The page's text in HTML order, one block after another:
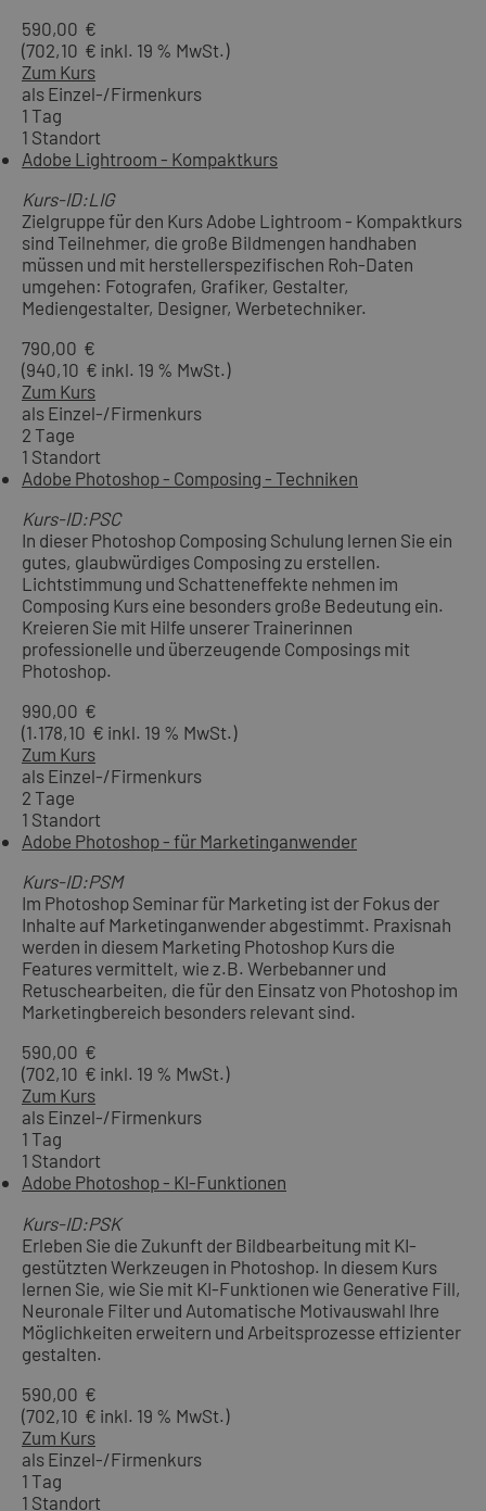
590,00 €
(702,10 € inkl. 19 % MwSt.)
Zum Kurs
als Einzel-/Firmenkurs
1 Tag
1 Standort
Adobe Lightroom - Kompaktkurs
Kurs-ID:LIG
Zielgruppe für den Kurs Adobe Lightroom - Kompaktkurs
sind Teilnehmer, die große Bildmengen handhaben
müssen und mit herstellerspezifischen Roh-Daten
umgehen: Fotografen, Grafiker, Gestalter,
Mediengestalter, Designer, Werbetechniker.
790,00 €
(940,10 € inkl. 19 % MwSt.)
Zum Kurs
als Einzel-/Firmenkurs
2 Tage
1 Standort
Adobe Photoshop - Composing - Techniken
Kurs-ID:PSC
In dieser Photoshop Composing Schulung lernen Sie ein
gutes, glaubwürdiges Composing zu erstellen.
Lichtstimmung und Schatteneffekte nehmen im
Composing Kurs eine besonders große Bedeutung ein.
Kreieren Sie mit Hilfe unserer Trainerinnen
professionelle und überzeugende Composings mit
Photoshop.
990,00 €
(1.178,10 € inkl. 19 % MwSt.)
Zum Kurs
als Einzel-/Firmenkurs
2 Tage
1 Standort
Adobe Photoshop - für Marketinganwender
Kurs-ID:PSM
Im Photoshop Seminar für Marketing ist der Fokus der
Inhalte auf Marketinganwender abgestimmt. Praxisnah
werden in diesem Marketing Photoshop Kurs die
Features vermittelt, wie z.B. Werbebanner und
Retuschearbeiten, die für den Einsatz von Photoshop im
Marketingbereich besonders relevant sind.
590,00 €
(702,10 € inkl. 19 % MwSt.)
Zum Kurs
als Einzel-/Firmenkurs
1 Tag
1 Standort
Adobe Photoshop - KI-Funktionen
Kurs-ID:PSK
Erleben Sie die Zukunft der Bildbearbeitung mit KI-
gestützten Werkzeugen in Photoshop. In diesem Kurs
lernen Sie, wie Sie mit KI-Funktionen wie Generative Fill,
Neuronale Filter und Automatische Motivauswahl Ihre
Möglichkeiten erweitern und Arbeitsprozesse effizienter
gestalten.
590,00 €
(702,10 € inkl. 19 % MwSt.)
Zum Kurs
als Einzel-/Firmenkurs
1 Tag
1 Standort